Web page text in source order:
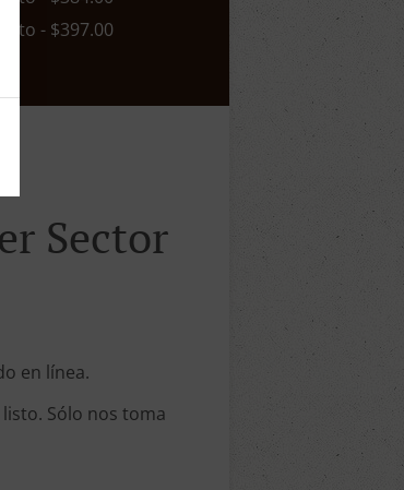
- $397.00
Sector
en línea.
Sólo nos toma